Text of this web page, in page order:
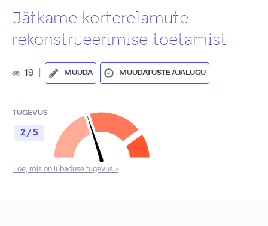
Jätkame korterelamute
rekonstrueerimise toetamist
19 MUUDA MUUDATUSTE AJALUGU
TUGEVUS
2 / 5
Loe, mis on lubaduse tugevus >